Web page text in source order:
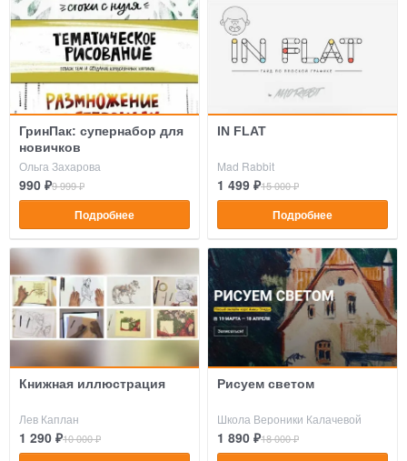
ГринПак: супернабор для
новичков
Ольга Захарова
990 ₽9 999 ₽
Подробнее
IN FLAT
Mad Rabbit
1 499 ₽15 000 ₽
Подробнее
Книжная иллюстрация
Лев Каплан
1 290 ₽10 000 ₽
Рисуем светом
Школа Вероники Калачевой
1 890 ₽18 000 ₽